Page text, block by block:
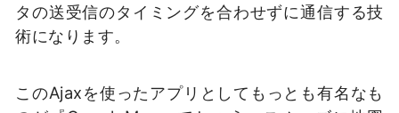
タの送受信のタイミングを合わせずに通信する技
術になります。
このAjaxを使ったアプリとしてもっとも有名なも